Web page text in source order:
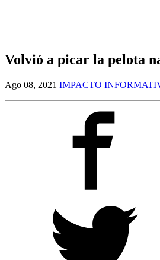
Volvió a picar la pelota
Ago 08, 2021 IMPACTO